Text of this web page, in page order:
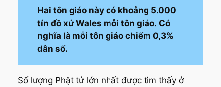
Hai tôn giáo này có khoảng 5.000
tín đồ xứ Wales mỗi tôn giáo. Có
nghĩa là mỗi tôn giáo chiếm 0,3%
dân số.
Số lượng Phật tử lớn nhất được tìm thấy ở